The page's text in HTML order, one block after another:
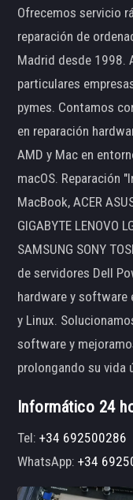
Ofrecemos servicio
reparación de
Madrid desde 1998.
particulares
pymes. Contamos
en reparación
AMD y Mac en
macOS. Reparación
MacBook, ACER
GIGABYTE LENOVO
SAMSUNG SONY
de servidores Dell
hardware y software
y Linux.
software y
prolongando su vida
Informático 24
Tel:+34 692500286
WhatsApp:+34